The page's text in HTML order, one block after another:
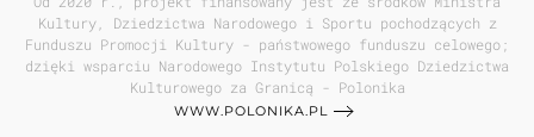
Kultury, Dziedzictwa Narodowego i Sportu pochodzących z
Funduszu Promocji Kultury - państwowego funduszu celowego;
dzięki wsparciu Narodowego Instytutu Polskiego Dziedzictwa
Kulturowego za Granicą - Polonika
WWW.POLONIKA.PL